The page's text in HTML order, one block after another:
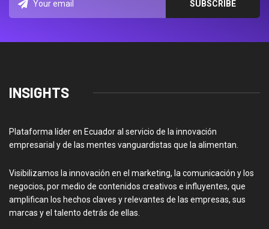
INSIGHTS
Plataforma líder en Ecuador al servicio de la innovación
empresarial y de las mentes vanguardistas que la alimentan.
Visibilizamos la innovación en el marketing, la comunicación y los
negocios, por medio de contenidos creativos e influyentes, que
amplifican los hechos claves y relevantes de las empresas, sus
marcas y el talento detrás de ellas.